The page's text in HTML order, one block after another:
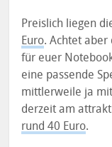
Preislich liegen
Euro. Achtet aber
für euer
eine passende
mittlerweile ja mit
derzeit am
rund 40 Euro.